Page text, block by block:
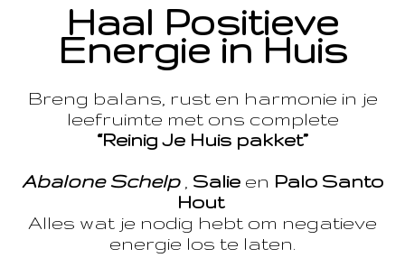
Haal Positieve
Energie in Huis
Breng balans, rust en harmonie in je
leefruimte met ons complete
“Reinig Je Huis pakket”
Abalone Schelp, Salie en Palo Santo
Hout
Alles wat je nodig hebt om negatieve
energie los te laten.